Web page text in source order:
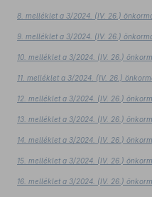
8. melléklet a 3/2024. (IV. 26.)
9. melléklet a 3/2024. (IV. 26.)
10. melléklet a 3/2024. (IV. 26.)
11. melléklet a 3/2024. (IV. 26.)
12. melléklet a 3/2024. (IV. 26.)
13. melléklet a 3/2024. (IV. 26.)
14. melléklet a 3/2024. (IV. 26.)
15. melléklet a 3/2024. (IV. 26.)
16. melléklet a 3/2024. (IV. 26.)